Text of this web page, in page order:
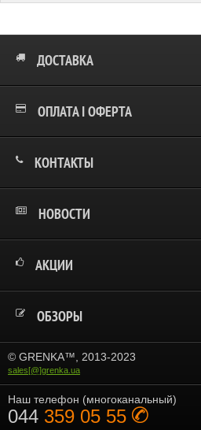
ДОСТАВКА
ОПЛАТА І ОФЕРТА
КОНТАКТЫ
НОВОСТИ
АКЦИИ
ОБЗОРЫ
© GRENKA™, 2013-2023
sales[@]grenka.ua
Наш телефон (многоканальный)
044 359 05 55